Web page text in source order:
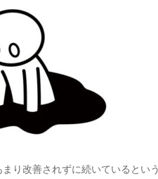
り改善されずに続いているとい